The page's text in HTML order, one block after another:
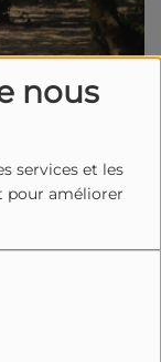
nous
services et les
pour améliorer